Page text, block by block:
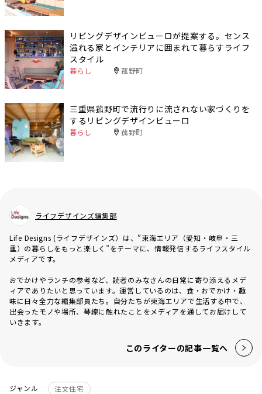
リビングデザインビューロが提案する。センス
溢れる家とインテリアに囲まれて暮らすライフ
スタイル
暮らし 菰野町
三重県菰野町で流行りに流されない家づくりを
するリビングデザインビューロ
暮らし 菰野町
ライフデザインズ編集部
Life Designs (ライフデザインズ）は、”東海エリア（愛知・岐阜・三
重）の暮らしをもっと楽しく”をテーマに、情報発信するライフスタイル
メディアです。
おでかけやランチの参考など、読者のみなさんの日常に寄り添えるメデ
ィアでありたいと思っています。運営しているのは、食・おでかけ・趣
味に日々全力な編集部員たち。自分たちが東海エリアで生活する中で、
出会ったモノや場所、琴線に触れたことをメディアを通してお届けして
いきます。
このライターの記事一覧へ
ジャンル
注文住宅